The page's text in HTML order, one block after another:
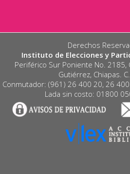
Derechos
Instituto de Elecciones y
Periférico Sur Poniente No. 2185,
Gutiérrez, Chiapas.
Conmutador: (961) 26 400 20, 26
Lada sin costo: 01800